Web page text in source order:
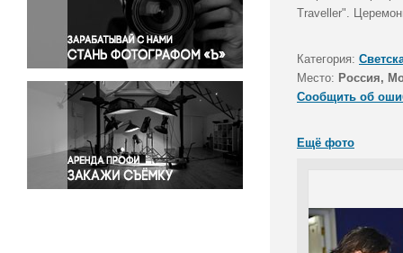
Правосудие
Происшествия и конфликты
Религия
Светская жизнь
Спорт
Экология
Экономика и бизнес
Traveller".
Категория:
Место: Россия,
Сообщить об
Ещё фото